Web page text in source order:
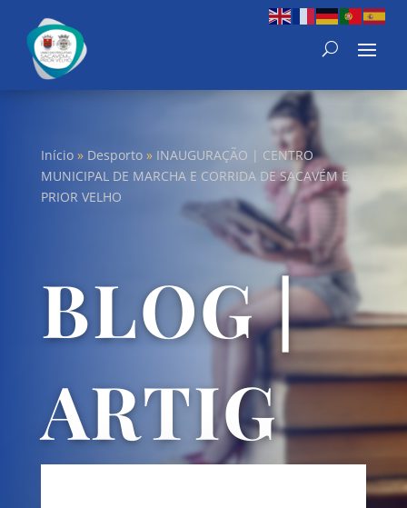
Início» Desporto» INAUGURAÇÃO | CENTRO
MUNICIPAL DE MARCHA E CORRIDA DE SACAVÉM E
PRIOR VELHO
BLOG |
ARTIG